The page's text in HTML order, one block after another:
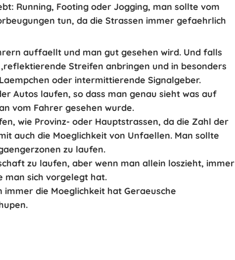
Running, Footing oder Jogging, man sollte vom
tun, da die Strassen immer gefaehrlich
auffaellt und man gut gesehen wird. Und falls
reflektierende Streifen anbringen und in besonders
Laempchen oder intermittierende Signalgeber.
Autos laufen, so dass man genau sieht was auf
vom Fahrer gesehen wurde.
, wie Provinz- oder Hauptstrassen, da die Zahl der
auch die Moeglichkeit von Unfaellen. Man sollte
zu laufen.
zu laufen, aber wenn man allein loszieht, immer
man sich vorgelegt hat.
immer die Moeglichkeit hat Geraeusche